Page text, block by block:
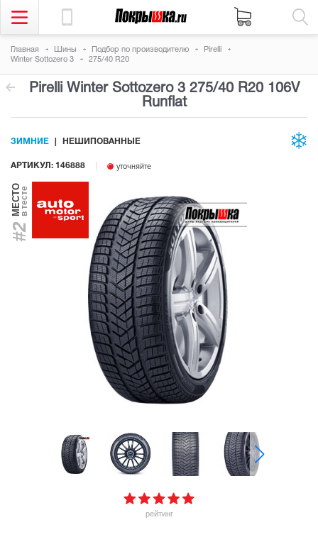
Главная Шины Подбор по производителю
Pirelli
Winter Sottozero 3
275/40 R20
Pirelli Winter Sottozero 3 275/40 R20 106V
Runflat
рейтинг
АРТИКУЛ: 146888 уточняйте
ЗИМНИЕ НЕШИПОВАННЫЕ
#2
МЕСТОв тесте